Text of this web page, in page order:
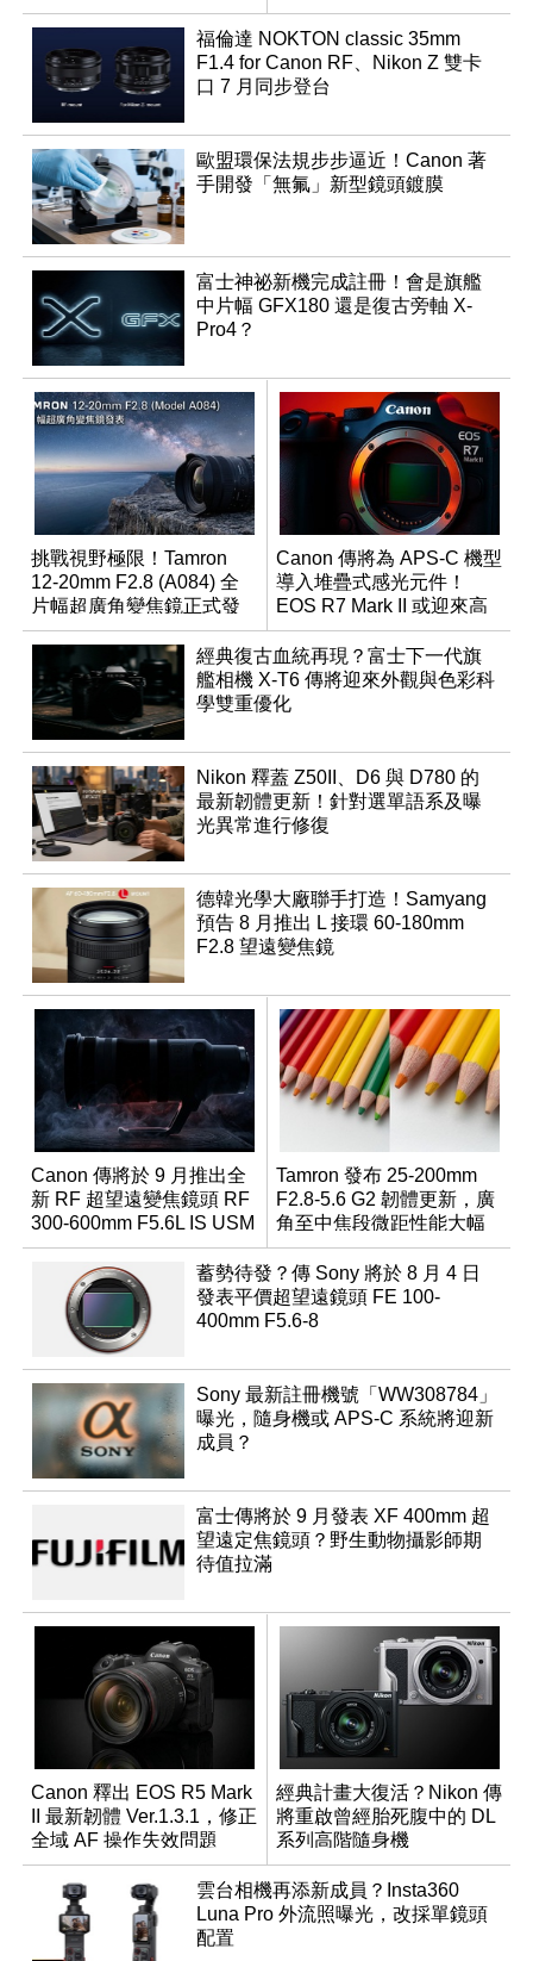
週年
福倫達 NOKTON classic 35mm
F1.4 for Canon RF、Nikon Z 雙卡
口 7 月同步登台
歐盟環保法規步步逼近！Canon 著
手開發「無氟」新型鏡頭鍍膜
富士神祕新機完成註冊！會是旗艦
中片幅 GFX180 還是復古旁軸 X-
Pro4？
挑戰視野極限！Tamron
12-20mm F2.8 (A084) 全
片幅超廣角變焦鏡正式發
表
Canon 傳將為 APS-C 機型
導入堆疊式感光元件！
EOS R7 Mark II 或迎來高
速讀出升級
經典復古血統再現？富士下一代旗
艦相機 X-T6 傳將迎來外觀與色彩科
學雙重優化
Nikon 釋蓋 Z50II、D6 與 D780 的
最新韌體更新！針對選單語系及曝
光異常進行修復
德韓光學大廠聯手打造！Samyang
預告 8 月推出 L 接環 60-180mm
F2.8 望遠變焦鏡
Canon 傳將於 9 月推出全
新 RF 超望遠變焦鏡頭 RF
300-600mm F5.6L IS USM
Tamron 發布 25-200mm
F2.8-5.6 G2 韌體更新，廣
角至中焦段微距性能大幅
升級
蓄勢待發？傳 Sony 將於 8 月 4 日
發表平價超望遠鏡頭 FE 100-
400mm F5.6-8
Sony 最新註冊機號「WW308784」
曝光，隨身機或 APS-C 系統將迎新
成員？
富士傳將於 9 月發表 XF 400mm 超
望遠定焦鏡頭？野生動物攝影師期
待值拉滿
Canon 釋出 EOS R5 Mark
II 最新韌體 Ver.1.3.1，修正
全域 AF 操作失效問題
經典計畫大復活？Nikon 傳
將重啟曾經胎死腹中的 DL
系列高階隨身機
雲台相機再添新成員？Insta360
Luna Pro 外流照曝光，改採單鏡頭
配置